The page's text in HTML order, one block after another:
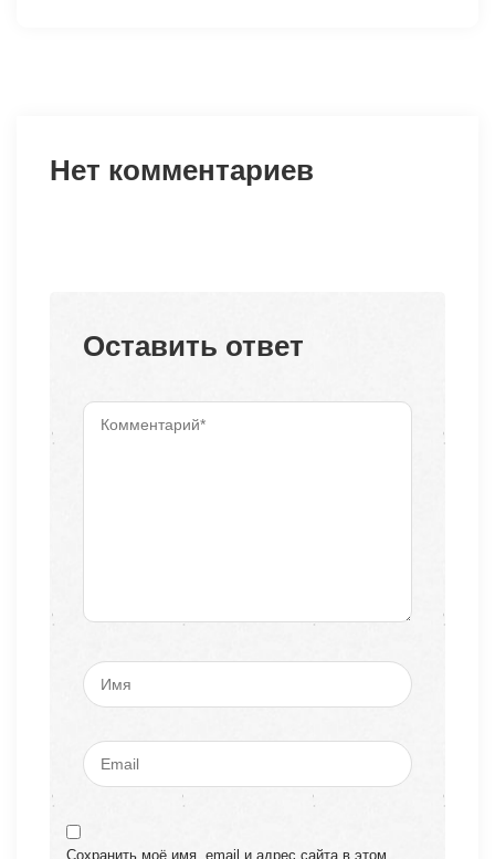
Нет комментариев
Оставить ответ
Сохранить моё имя, email и адрес сайта в этом